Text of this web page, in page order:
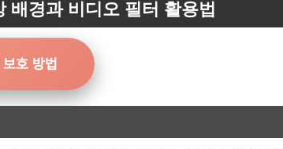
배경과 비디오 필터 활용법
호 방법